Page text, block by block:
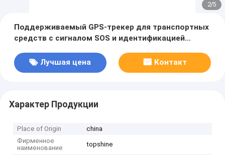
2/5
Поддерживаемый GPS-трекер для транспортных
средств с сигналом SOS и идентификацией
Лучшая цена
Контакт
Характер Продукции
Place of Origin
china
Фирменное
наименование
topshine